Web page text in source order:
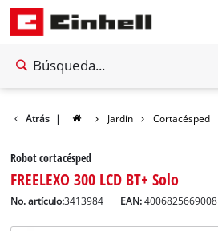
Atrás | Jardín Cortacésped
Robot cortacésped
FREELEXO 300 LCD BT+ Solo
No. artículo:3413984 EAN:4006825669008